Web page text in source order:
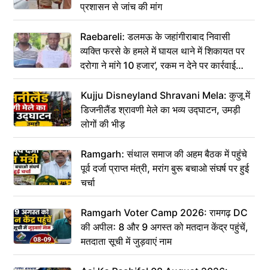
प्रशासन से जांच की मांग
Raebareli: डलमऊ के जहांगीराबाद निवासी
व्यक्ति फरसे के हमले में घायल थाने में शिकायत पर
दरोगा ने मांगे 10 हजार’, रकम न देने पर कार्रवाई
ठंडी!
Kujju Disneyland Shravani Mela: कुजू में
डिजनीलैंड श्रावणी मेले का भव्य उद्घाटन, उमड़ी
लोगों की भीड़
Ramgarh: संथाल समाज की अहम बैठक में पहुंचे
पूर्व दर्जा प्राप्त मंत्री, मरांग बुरू बचाओ संघर्ष पर हुई
चर्चा
Ramgarh Voter Camp 2026: रामगढ़ DC
की अपील: 8 और 9 अगस्त को मतदान केंद्र पहुंचें,
मतदाता सूची में जुड़वाएं नाम